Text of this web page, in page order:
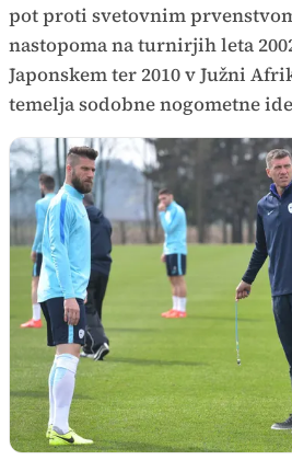
pot proti svetovnim
nastopoma na turnirjih leta
Japonskem ter 2010 v Južni
temelja sodobne nogometne